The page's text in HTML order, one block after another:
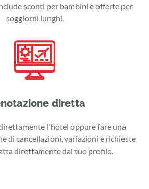
sconti per bambini e offerte per
soggiorni lunghi.
diretta
l'hotel oppure fare una
di cancellazioni, variazioni e richieste
direttamente dal tuo profilo.